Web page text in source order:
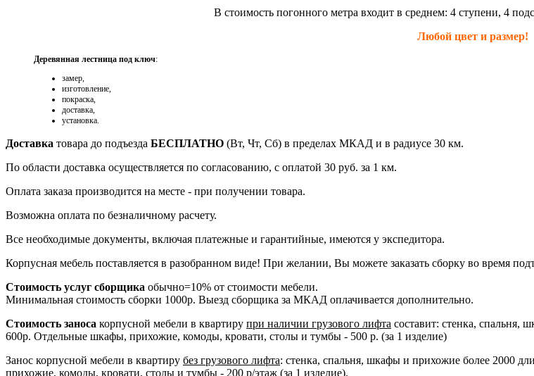
В стоимость погонного метра входит в среднем: 4 ступени, 4
Любой цвет и размер!
Деревянная лестница под ключ:
замер,
изготовление,
покраска,
доставка,
установка.
Доставка товара до подъезда БЕСПЛАТНО (Вт, Чт, Сб) в пределах МКАД и в радиусе 30 км.
По области доставка осуществляется по согласованию, с оплатой 30 руб. за 1 км.
Оплата заказа производится на месте - при получении товара.
Возможна оплата по безналичному расчету.
Все необходимые документы, включая платежные и гарантийные, имеются у экспедитора.
Корпусная мебель поставляется в разобранном виде! При желании, Вы можете заказать сборку во время
Стоимость услуг сборщика обычно=10% от стоимости мебели.
Минимальная стоимость сборки 1000р. Выезд сборщика за МКАД оплачивается дополнительно.
Стоимость заноса корпусной мебели в квартиру при наличии грузового лифта составит: стенка, спальня,
600р. Отдельные шкафы, прихожие, комоды, кровати, столы и тумбы - 500 р. (за 1 изделие)
Занос корпусной мебели в квартиру без грузового лифта: стенка, спальня, шкафы и прихожие более 2000
прихожие, комоды, кровати, столы и тумбы - 200 р/этаж (за 1 изделие).